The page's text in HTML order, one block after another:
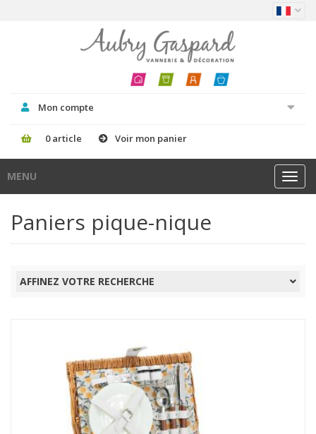
Mon compte
0 article Voir mon panier
MENU
Paniers pique-nique
AFFINEZ VOTRE RECHERCHE